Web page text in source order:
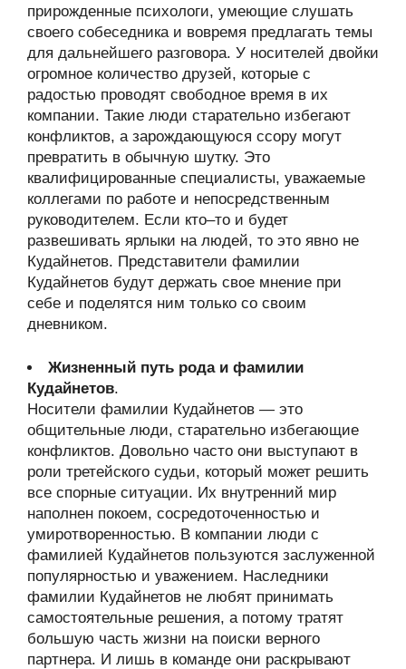
прирожденные психологи, умеющие слушать
своего собеседника и вовремя предлагать темы
для дальнейшего разговора. У носителей двойки
огромное количество друзей, которые с
радостью проводят свободное время в их
компании. Такие люди старательно избегают
конфликтов, а зарождающуюся ссору могут
превратить в обычную шутку. Это
квалифицированные специалисты, уважаемые
коллегами по работе и непосредственным
руководителем. Если кто–то и будет
развешивать ярлыки на людей, то это явно не
Кудайнетов. Представители фамилии
Кудайнетов будут держать свое мнение при
себе и поделятся ним только со своим
дневником.
Жизненный путь рода и фамилии
Кудайнетов.
Носители фамилии Кудайнетов — это
общительные люди, старательно избегающие
конфликтов. Довольно часто они выступают в
роли третейского судьи, который может решить
все спорные ситуации. Их внутренний мир
наполнен покоем, сосредоточенностью и
умиротворенностью. В компании люди с
фамилией Кудайнетов пользуются заслуженной
популярностью и уважением. Наследники
фамилии Кудайнетов не любят принимать
самостоятельные решения, а потому тратят
большую часть жизни на поиски верного
партнера. И лишь в команде они раскрывают